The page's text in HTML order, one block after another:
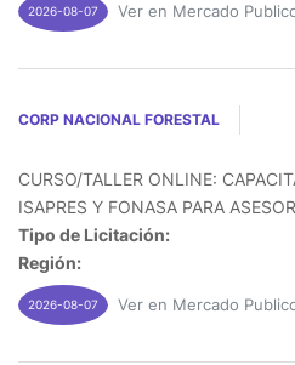
2026-08-07 Ver en Mercado
CORP NACIONAL FORESTAL
CURSO/TALLER ONLINE:
ISAPRES Y FONASA PARA
Tipo de Licitación:
Región:
2026-08-07 Ver en Mercado